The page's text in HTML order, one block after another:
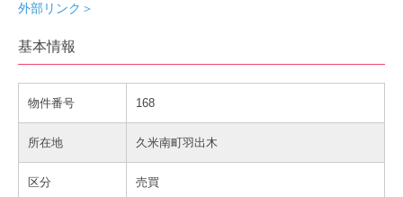
外部リンク＞
基本情報
物件番号 168
所在地 久米南町羽出木
区分 売買